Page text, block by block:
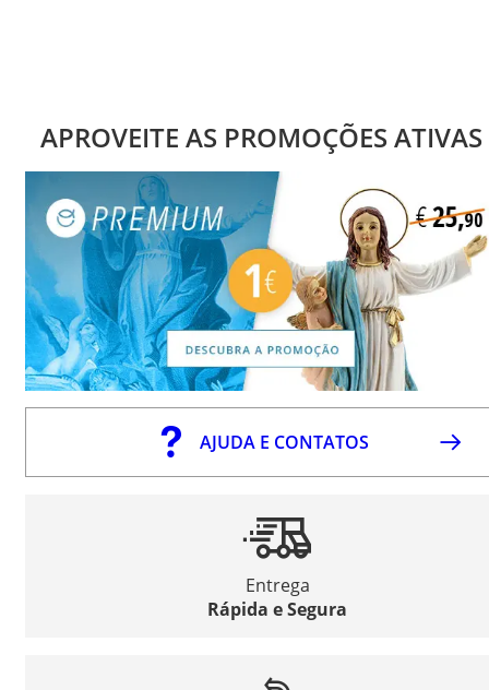
APROVEITE AS PROMOÇÕES ATIVAS
AJUDA E CONTATOS
Entrega
Rápida e Segura